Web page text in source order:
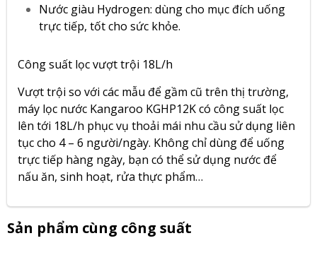
Nước giàu Hydrogen: dùng cho mục đích uống
trực tiếp, tốt cho sức khỏe.
Công suất lọc vượt trội 18L/h
Vượt trội so với các mẫu để gầm cũ trên thị trường,
máy lọc nước Kangaroo KGHP12Kcó công suất lọc
lên tới 18L/h phục vụ thoải mái nhu cầu sử dụng liên
tục cho 4 – 6 người/ngày. Không chỉ dùng để uống
trực tiếp hàng ngày, bạn có thể sử dụng nước để
nấu ăn, sinh hoạt, rửa thực phẩm…
Sản phẩm cùng công suất